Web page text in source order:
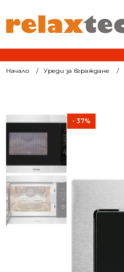
Начало Уреди за вграждане
- 37%